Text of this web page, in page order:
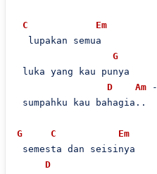
C
Em
  lupakan semua
G
luka yang kau punya
D
Am -
sumpahku kau bahagia..
G C
Em
semesta dan seisinya
D